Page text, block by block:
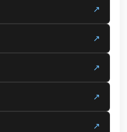
↗
↗
↗
↗
↗